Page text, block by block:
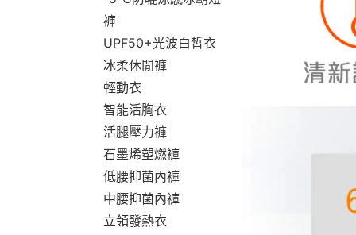
褲
UPF50+光波白皙衣
冰柔休閒褲
輕動衣
智能活胸衣
活腿壓力褲
石墨烯塑燃褲
低腰抑菌內褲
中腰抑菌內褲
立領發熱衣